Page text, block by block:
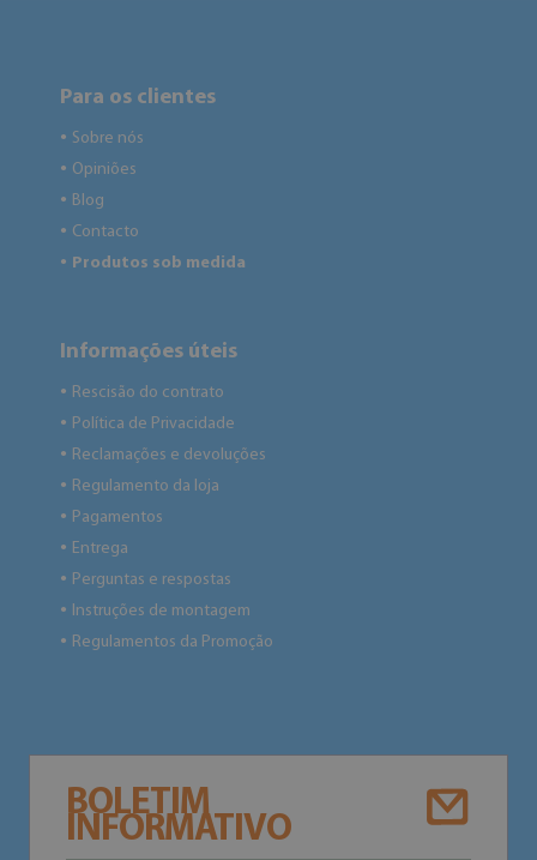
Para os clientes
● Sobre nós
● Opiniões
● Blog
● Contacto
● Produtos sob medida
Informações úteis
● Rescisão do contrato
● Política de Privacidade
● Reclamações e devoluções
● Regulamento da loja
● Pagamentos
● Entrega
● Perguntas e respostas
● Instruções de montagem
● Regulamentos da Promoção
BOLETIM
INFORMATIVO